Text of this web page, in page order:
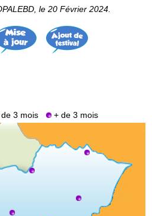
le 20 Février 2024.
3 mois + de 3 mois